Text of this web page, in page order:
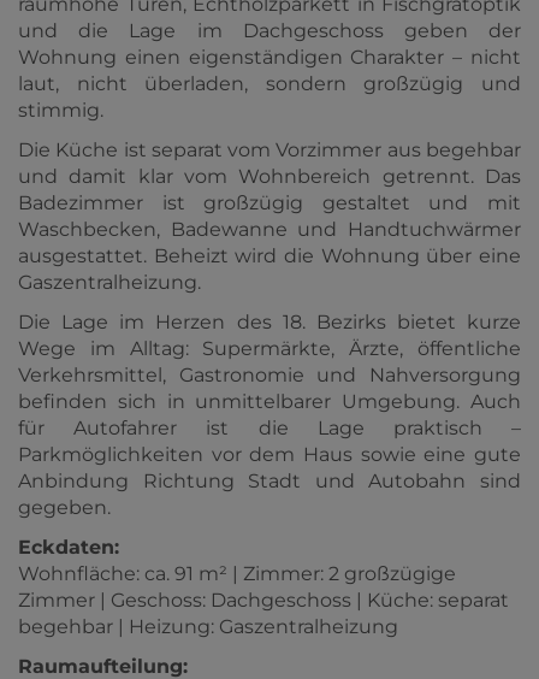
und die Lage im Dachgeschoss geben der
Wohnung einen eigenständigen Charakter – nicht
laut, nicht überladen, sondern großzügig und
stimmig.
Die Küche ist separat vom Vorzimmer aus begehbar
und damit klar vom Wohnbereich getrennt. Das
Badezimmer ist großzügig gestaltet und mit
Waschbecken, Badewanne und Handtuchwärmer
ausgestattet. Beheizt wird die Wohnung über eine
Gaszentralheizung.
Die Lage im Herzen des 18. Bezirks bietet kurze
Wege im Alltag: Supermärkte, Ärzte, öffentliche
Verkehrsmittel, Gastronomie und Nahversorgung
befinden sich in unmittelbarer Umgebung. Auch
für Autofahrer ist die Lage praktisch –
Parkmöglichkeiten vor dem Haus sowie eine gute
Anbindung Richtung Stadt und Autobahn sind
gegeben.
Eckdaten:
Wohnfläche: ca. 91 m² | Zimmer: 2 großzügige
Zimmer | Geschoss: Dachgeschoss | Küche: separat
begehbar | Heizung: Gaszentralheizung
Raumaufteilung: